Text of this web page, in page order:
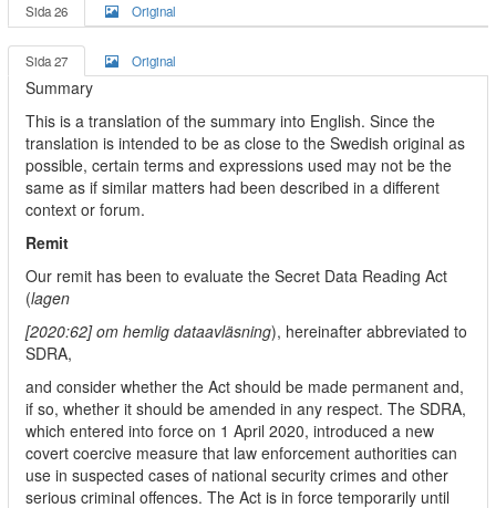
Sida 26 Original
Sida 27 Original
Summary
This is a translation of the summary into English. Since the
translation is intended to be as close to the Swedish original as
possible, certain terms and expressions used may not be the
same as if similar matters had been described in a different
context or forum.
Remit
Our remit has been to evaluate the Secret Data Reading Act
(lagen
[2020:62] om hemlig dataavläsning), hereinafter abbreviated to
SDRA,
and consider whether the Act should be made permanent and,
if so, whether it should be amended in any respect. The SDRA,
which entered into force on 1 April 2020, introduced a new
covert coercive measure that law enforcement authorities can
use in suspected cases of national security crimes and other
serious criminal offences. The Act is in force temporarily until